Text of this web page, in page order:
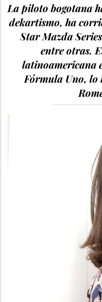
La piloto bogotana
dekartismo, ha
Star Mazda
entre otras.
latinoamericana
Fórmula Uno, lo